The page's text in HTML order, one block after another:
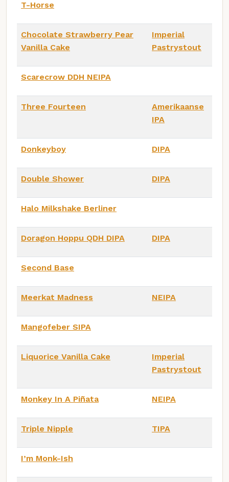
T-Horse
Chocolate Strawberry Pear
Vanilla Cake
Imperial
Pastrystout
Scarecrow DDH NEIPA
Three Fourteen
Amerikaanse
IPA
Donkeyboy DIPA
Double Shower DIPA
Halo Milkshake Berliner
Doragon Hoppu QDH DIPA DIPA
Second Base
Meerkat Madness NEIPA
Mangofeber SIPA
Liquorice Vanilla Cake
Imperial
Pastrystout
Monkey In A Piñata NEIPA
Triple Nipple TIPA
I’m Monk-Ish